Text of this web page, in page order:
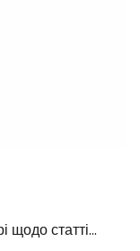
щодо статті...